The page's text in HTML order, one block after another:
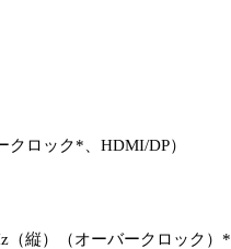
クロック*、HDMI/DP）
（縦）（オーバークロック）*